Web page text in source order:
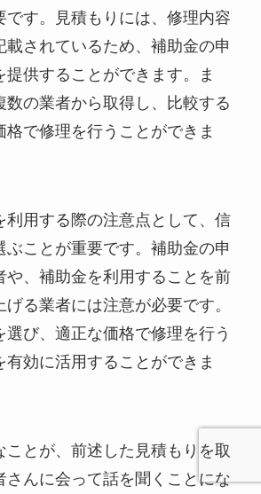
です。見積もりには、修理内容
載されているため、補助金の申
供することができます。ま
数の業者から取得し、比較する
格で修理を行うことができま
利用する際の注意点として、信
ぶことが重要です。補助金の申
や、補助金を利用することを前
る業者には注意が必要です。
び、適正な価格で修理を行う
有効に活用することができま
ことが、前述した見積もりを取
さんに会って話を聞くことにな